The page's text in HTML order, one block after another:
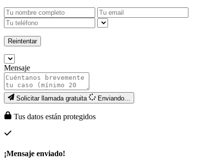
Reintentar
Mensaje
Solicitar llamada gratuita Enviando...
Tus datos están protegidos
¡Mensaje enviado!